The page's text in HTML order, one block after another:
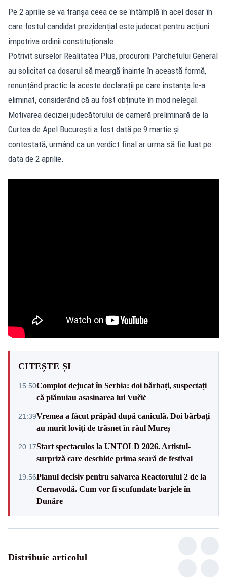
Pe 2 aprilie se va tranșa ceea ce se întâmplă în acel dosar în
care fostul candidat prezidențial este judecat pentru acțiuni
împotriva ordinii constituționale.
Potrivit surselor Realitatea Plus, procurorii Parchetului General
au solicitat ca dosarul să meargă înainte în această formă,
renunțând practic la aceste declarații pe care instanța le-a
eliminat, considerând că au fost obținute în mod nelegal.
Motivarea deciziei judecătorului de cameră preliminară de la
Curtea de Apel București a fost dată pe 9 martie și
contestată, urmând ca un verdict final ar urma să fie luat pe
data de 2 aprilie.
CITEȘTE ȘI
15:50Complot dejucat în Serbia: doi bărbați, suspectați
că plănuiau asasinarea lui Vučić
21:39Vremea a făcut prăpăd după caniculă. Doi bărbați
au murit loviți de trăsnet în râul Mureș
20:17Start spectaculos la UNTOLD 2026. Artistul-
surpriză care deschide prima seară de festival
19:56Planul decisiv pentru salvarea Reactorului 2 de la
Cernavodă. Cum vor fi scufundate barjele în
Dunăre
Distribuie articolul